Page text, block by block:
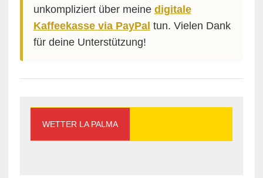
unkompliziert über meine digitale
Kaffeekasse via PayPal tun. Vielen Dank
für deine Unterstützung!
WETTER LA PALMA